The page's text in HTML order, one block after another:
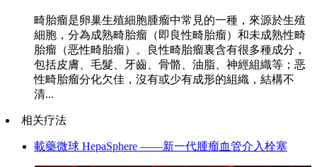
畸胎瘤是卵巢生殖細胞腫瘤中常見的一種，來源於生殖
細胞，分為成熟畸胎瘤（即良性畸胎瘤）和未成熟性畸
胎瘤（恶性畸胎瘤）。良性畸胎瘤裏含有很多種成分，
包括皮膚、毛髮、牙齒、骨骼、油脂、神經組織等；恶
性畸胎瘤分化欠佳，沒有或少有成形的組織，結構不
清...
相关疗法
載藥微球 HepaSphere ——新一代腫瘤血管介入栓塞